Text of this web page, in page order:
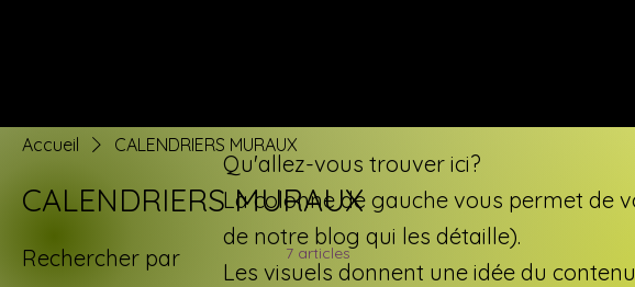
Accueil CALENDRIERS MURAUX
CALENDRIERS MURAUX
Rechercher par 7 articles
Qu'allez-vous trouver ici?
La colonne de gauche vous permet de
de notre blog qui les détaille).
Les visuels donnent une idée du